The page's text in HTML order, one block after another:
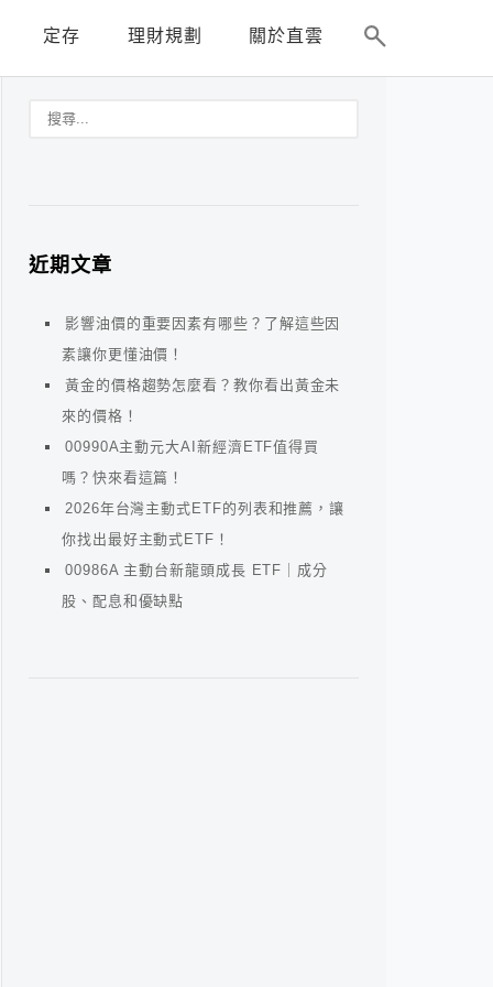
定存 理財規劃 關於直雲
近期文章
影響油價的重要因素有哪些？了解這些因
素讓你更懂油價！
黃金的價格趨勢怎麼看？教你看出黃金未
來的價格！
00990A主動元大AI新經濟ETF值得買
嗎？快來看這篇！
2026年台灣主動式ETF的列表和推薦，讓
你找出最好主動式ETF！
00986A 主動台新龍頭成長 ETF｜成分
股、配息和優缺點